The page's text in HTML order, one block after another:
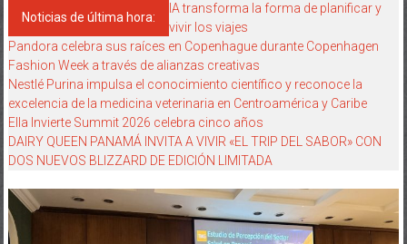
Noticias de última hora:
IA transforma la forma de planificar y
vivir los viajes
Pandora celebra sus raíces en Copenhague durante Copenhagen
Fashion Week a través de alianzas creativas
Nestlé Purina impulsa el conocimiento científico y reconoce la
excelencia de la medicina veterinaria en Centroamérica y Caribe
Ella Invierte Summit 2026 celebra cinco años
DAIRY QUEEN PANAMÁ INVITA A VIVIR «EL TRIP DEL SABOR» CON
DOS NUEVOS BLIZZARD DE EDICIÓN LIMITADA